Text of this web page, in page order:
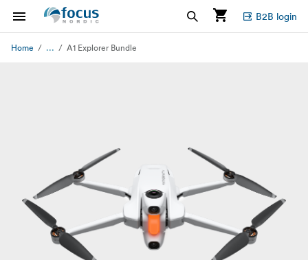
B2B login
Home ... A1 Explorer Bundle